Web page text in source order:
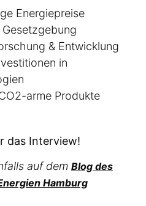
Energiepreise
& Entwicklung
in
arme Produkte
das Interview!
auf dem Blog des
Hamburg